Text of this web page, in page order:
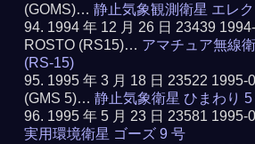
(GOMS)…静止気象観測衛星 エレ
1994 年 12 月 26 日 23439
ROSTO (RS15)… アマチュア無線
(RS-15)
1995 年 3 月 18 日 23522 1995-
(GMS 5)…静止気象衛星 ひまわり
1995 年 5 月 23 日 23581
実用環境衛星 ゴーズ 9 号